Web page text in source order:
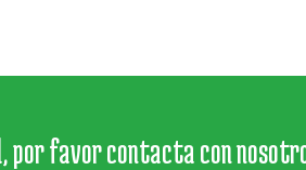
favor contacta con